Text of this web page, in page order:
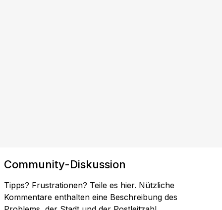
Community-Diskussion
Tipps? Frustrationen? Teile es hier. Nützliche
Kommentare enthalten eine Beschreibung des